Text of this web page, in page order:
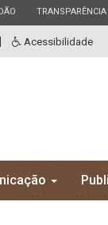
ESTADO
TRANSPARÊNCIA
Acessibilidade